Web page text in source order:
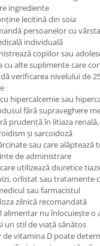
ingrediente
lecitină din soia
persoanelor cu
individuală
copiilor sau
cu alte suplimente care
verificarea nivelului de
hipercalcemie sau
fără supraveghere
prudență în litiaza
și sarcoidoză
sau care alăptează
de administrare
utilizează diuretice
orlistat sau tratamente
sau farmacistul
zilnică recomandată
alimentar nu înlocuiește o
un stil de viață sănătos
de vitamina D poate